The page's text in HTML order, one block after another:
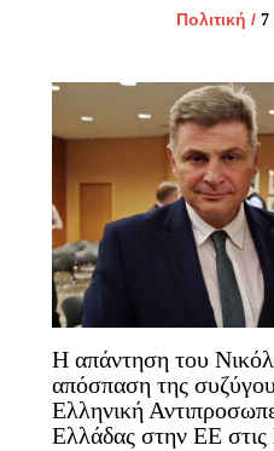
Πολιτική / 7
Η απάντηση του
απόσπαση της
Ελληνική
Ελλάδας στην ΕΕ στις